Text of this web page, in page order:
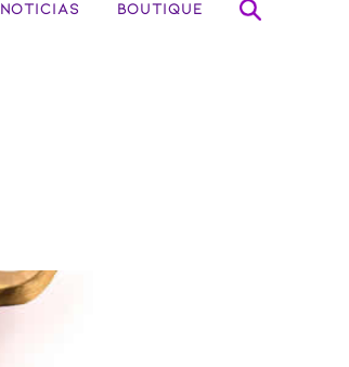
NOTICIAS BOUTIQUE